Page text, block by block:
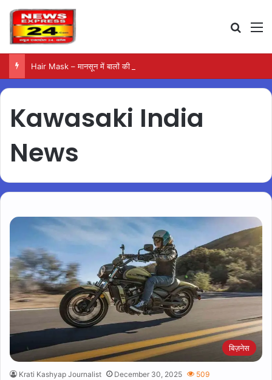
Hair Mask – मानसून में बालों की देखभाल के लिए आजमाएं अंडे का मास्क
Kawasaki India
News
बिज़नेस
Krati Kashyap Journalist December 30, 2025 509